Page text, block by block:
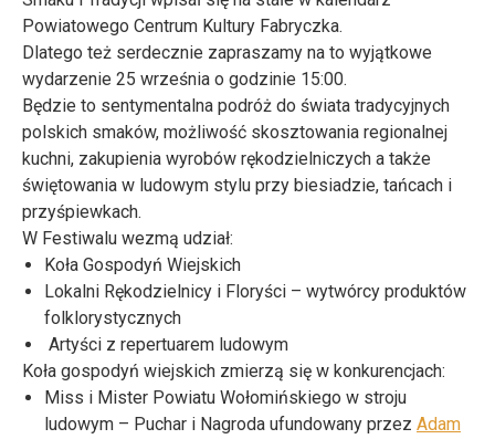
Powiatowego Centrum Kultury Fabryczka.
Dlatego też serdecznie zapraszamy na to wyjątkowe
wydarzenie 25 września o godzinie 15:00.
Będzie to sentymentalna podróż do świata tradycyjnych
polskich smaków, możliwość skosztowania regionalnej
kuchni, zakupienia wyrobów rękodzielniczych a także
świętowania w ludowym stylu przy biesiadzie, tańcach i
przyśpiewkach.
W Festiwalu wezmą udział:
Koła Gospodyń Wiejskich
Lokalni Rękodzielnicy i Floryści – wytwórcy produktów
folklorystycznych
Artyści z repertuarem ludowym
Koła gospodyń wiejskich zmierzą się w konkurencjach:
Miss i Mister Powiatu Wołomińskiego w stroju
ludowym – Puchar i Nagroda ufundowany przez Adam